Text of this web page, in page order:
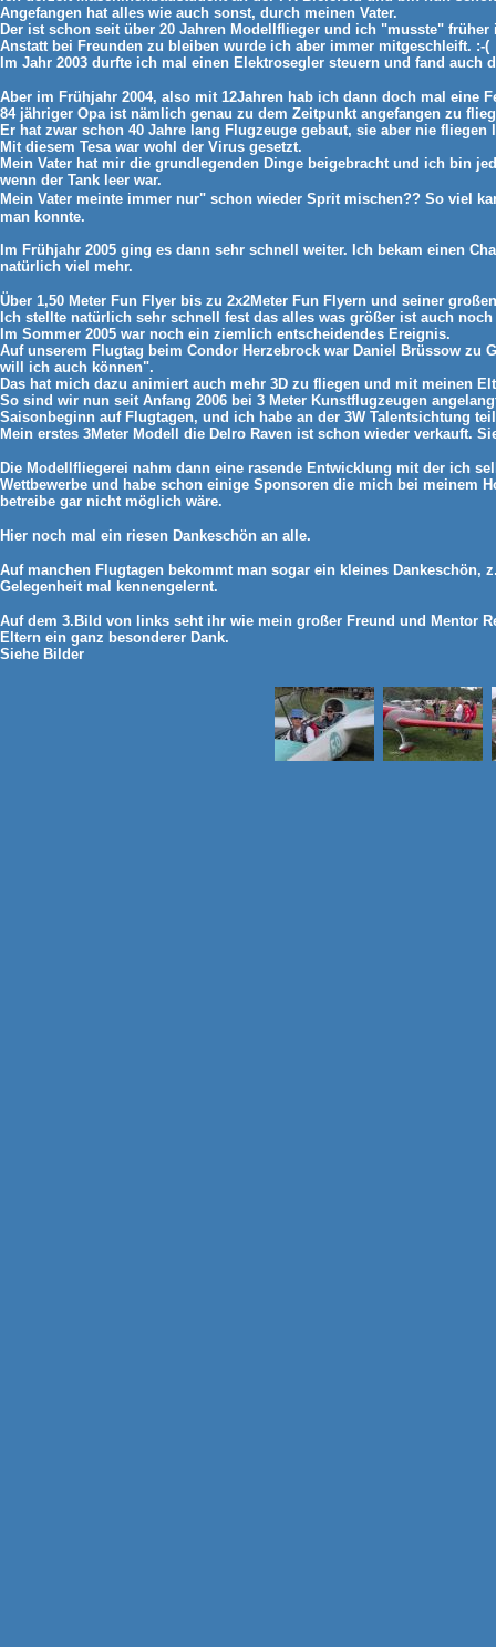
Angefangen hat alles wie auch sonst, durch meinen Vater.
Der ist schon seit über 20 Jahren Modellflieger und ich "musste"
Anstatt bei Freunden zu bleiben wurde ich aber immer mitgeschleift. :-(
Im Jahr 2003 durfte ich mal einen Elektrosegler steuern und fand auch
Aber im Frühjahr 2004, also mit 12Jahren hab ich dann doch mal eine
84 jähriger Opa ist nämlich genau zu dem Zeitpunkt angefangen zu
Er hat zwar schon 40 Jahre lang Flugzeuge gebaut, sie aber nie
Mit diesem Tesa war wohl der Virus gesetzt.
Mein Vater hat mir die grundlegenden Dinge beigebracht und ich bin
wenn der Tank leer war.
Mein Vater meinte immer nur" schon wieder Sprit mischen?? So viel
man konnte.
Im Frühjahr 2005 ging es dann sehr schnell weiter. Ich bekam einen
natürlich viel mehr.
Über 1,50 Meter Fun Flyer bis zu 2x2Meter Fun Flyern und seiner
Ich stellte natürlich sehr schnell fest das alles was größer ist auch
Im Sommer 2005 war noch ein ziemlich entscheidendes Ereignis.
Auf unserem Flugtag beim Condor Herzebrock war Daniel Brüssow
will ich auch können".
Das hat mich dazu animiert auch mehr 3D zu fliegen und mit meinen
So sind wir nun seit Anfang 2006 bei 3 Meter Kunstflugzeugen
Saisonbeginn auf Flugtagen, und ich habe an der 3W Talentsichtung
Mein erstes 3Meter Modell die Delro Raven ist schon wieder verkauft.
Die Modellfliegerei nahm dann eine rasende Entwicklung mit der ich
Wettbewerbe und habe schon einige Sponsoren die mich bei meinem
betreibe gar nicht möglich wäre.
Hier noch mal ein riesen Dankeschön an alle.
Auf manchen Flugtagen bekommt man sogar ein kleines
Gelegenheit mal kennengelernt.
Auf dem 3.Bild von links seht ihr wie mein großer Freund und Mentor
Eltern ein ganz besonderer Dank.
Siehe Bilder